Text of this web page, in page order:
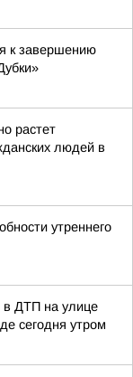
к завершению
растет
людей в
утреннего
в ДТП на улице
сегодня утром